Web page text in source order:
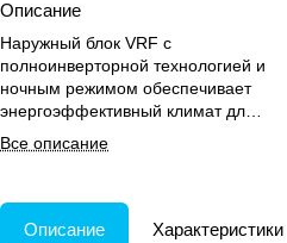
Описание
Наружный блок VRF с
полноинверторной технологией и
ночным режимом обеспечивает
энергоэффективный климат для
крупных помещений круглый год.
Все описание
Описание Характеристики